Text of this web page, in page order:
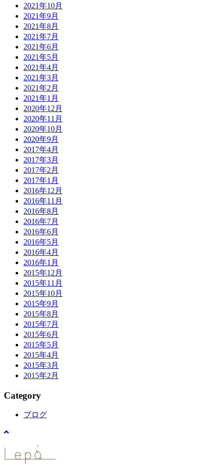
2021年10月
2021年9月
2021年8月
2021年7月
2021年6月
2021年5月
2021年4月
2021年3月
2021年2月
2021年1月
2020年12月
2020年11月
2020年10月
2020年9月
2017年4月
2017年3月
2017年2月
2017年1月
2016年12月
2016年11月
2016年8月
2016年7月
2016年6月
2016年5月
2016年4月
2016年1月
2015年12月
2015年11月
2015年10月
2015年9月
2015年8月
2015年7月
2015年6月
2015年5月
2015年4月
2015年3月
2015年2月
Category
ブログ